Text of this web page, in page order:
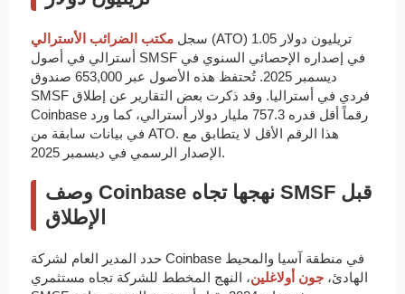
سجل مكتب الضرائب الأسترالي
(ATO) 1.05 تريليون دولار
أسترالي في أصول SMSF في إصداره الإحصائي السنوي في
ديسمبر 2025. تُحتفظ هذه الأصول عبر 653,000 صندوق
SMSF فردي في أستراليا. وقد ذكرت بعض التقارير عن إطلاق
Coinbase رقماً أقل قدره 757.3 مليار دولار أسترالي، كما ورد
في بيانات سابقة من ATO. هذا الرقم الأقل لا يتطابق مع
الإصدار الرسمي في ديسمبر 2025.
وصف Coinbase نهجها تجاه SMSF قبل
الإطلاق
حدد المدير العام لشركة Coinbase في منطقة آسيا والمحيط
الهادئ، جون أولاغلين، النهج المخطط للشركة تجاه مستثمري